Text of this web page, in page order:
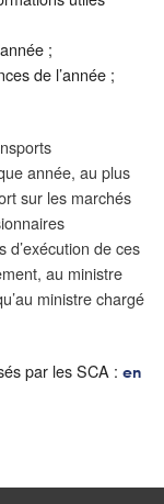
;
de l’année ;
année, au plus
sur les marchés
d’exécution de ces
au ministre
ministre chargé
par les SCA : en